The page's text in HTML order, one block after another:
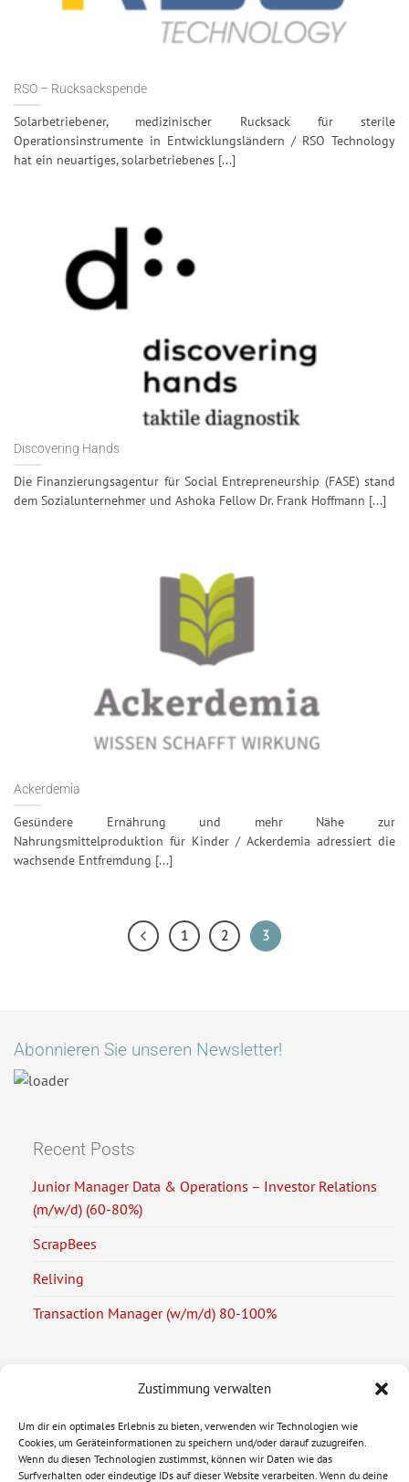
Zustimmung verwalten
Um dir ein optimales Erlebnis zu bieten, verwenden wir Technologien wie
Cookies, um Geräteinformationen zu speichern und/oder darauf zuzugreifen.
Wenn du diesen Technologien zustimmst, können wir Daten wie das
Surfverhalten oder eindeutige IDs auf dieser Website verarbeiten. Wenn du deine
RSO – Rucksackspende
Solarbetriebener, medizinischer Rucksack für sterile
Operationsinstrumente in Entwicklungsländern / RSO Technology
hat ein neuartiges, solarbetriebenes [...]
Discovering Hands
Die Finanzierungsagentur für Social Entrepreneurship (FASE) stand
dem Sozialunternehmer und Ashoka Fellow Dr. Frank Hoffmann [...]
Ackerdemia
Gesündere Ernährung und mehr Nähe zur
Nahrungsmittelproduktion für Kinder / Ackerdemia adressiert die
wachsende Entfremdung [...]
1 2 3
Abonnieren Sie unseren Newsletter!
Recent Posts
Junior Manager Data & Operations – Investor Relations
(m/w/d) (60-80%)
ScrapBees
Reliving
Transaction Manager (w/m/d) 80-100%
Rechtliche Informationen
Impressum